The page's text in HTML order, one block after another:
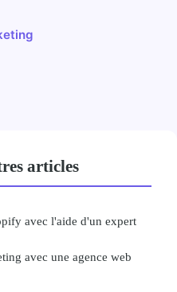
articles
avec l'aide d'un expert
avec une agence web